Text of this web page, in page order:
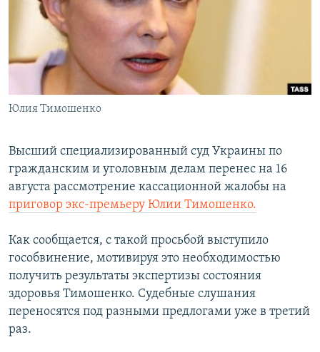
СПОРТ
БЛОГИ
ЧИТАЕМ ПРЕССУ
АРХИВ РАДИОПРОГРАММЫ
Все сайты РСЕ/РС
Юлия Тимошенко
Высший специализированный суд Украины по
гражданским и уголовным делам перенес на 16
августа рассмотрение кассационной жалобы на
приговор экс-премьеру Юлии Тимошенко.
Как сообщается, с такой просьбой выступило
гособвинение, мотивируя это необходимостью
получить результаты экспертизы состояния
здоровья Тимошенко. Судебные слушания
переносятся под разными предлогами уже в третий
раз.